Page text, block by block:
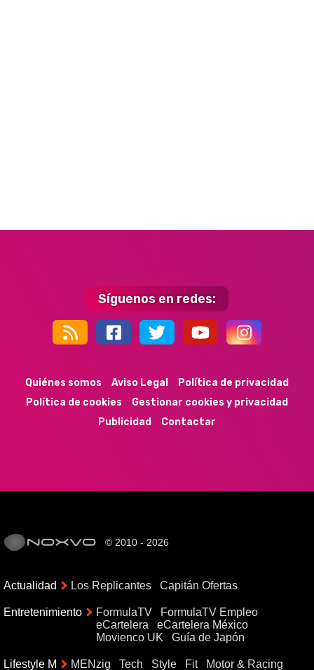
Síguenos en redes:
44k 9k 35k 352
Quiénes somos Aviso Legal
Política de privacidad
Política de cookies
Gestionar cookies y privacidad
Publicidad
Contactar
© 2010 - 2026
Actualidad Los Replicantes Capitán Ofertas
Entretenimiento FormulaTV
FormulaTV Empleo
eCartelera
eCartelera México
Movienco UK
Guía de Japón
Lifestyle M MENzig Tech Style Fit Motor & Racing